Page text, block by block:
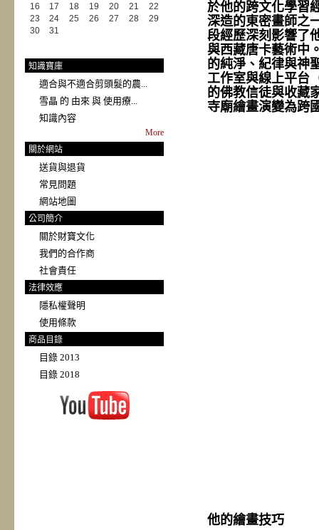
16
17 18 19 20 21
22
23
24 25 26 27 28
29
30
31
知識寶庫
適合與不適合剪頭髮的農...
雪晶 的 由來 與 使用療...
知識內容
More
關於網站
送貨與退貨
常見問題
網站地圖
公司簡介
關於財寶文化
我們的合作商
社會責任
法律效應
隱私權聲明
使用條款
商品目錄
目錄 2013
目錄 2018
於他的跨文化學習
深造的東密畫師之
段經歷深刻影響了
與西藏唐卡藝術中
的純淨、紀律與神
工作室與線上平台
的佛教信徒與收藏
寺廟繪畫演變為跨
他的繪畫技巧